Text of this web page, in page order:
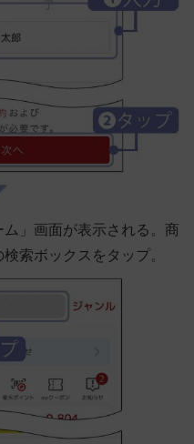
」画面が表示される。商
索ボックスをタップ。